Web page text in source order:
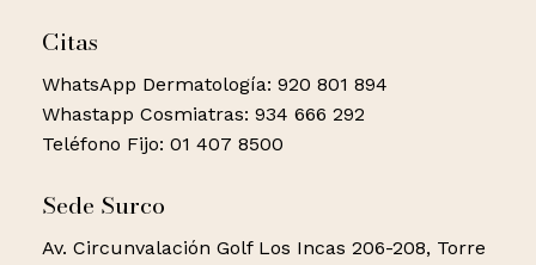
Citas
WhatsApp Dermatología: 920 801 894
Whastapp Cosmiatras: 934 666 292
Teléfono Fijo: 01 407 8500
Sede Surco
Av. Circunvalación Golf Los Incas 206-208, Torre